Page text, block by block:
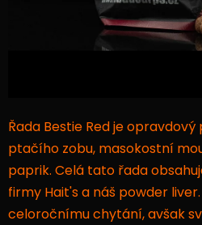
Řada Bestie Red je
ptačího zobu, masokostní
paprik. Celá tato řada
firmy Hait's a náš powder
celoročnímu chytání, avšak